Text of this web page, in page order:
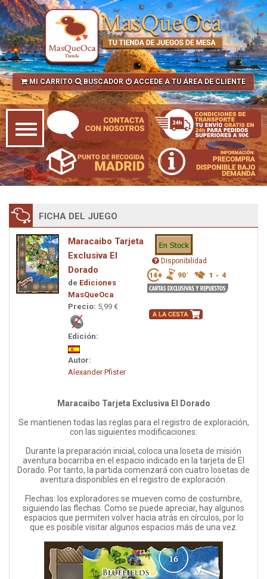
MI CARRITO BUSCADOR ACCEDE A TU ÁREA DE CLIENTE
FICHA DEL JUEGO
Maracaibo Tarjeta
Exclusiva El
Dorado
de Ediciones
MasQueOca
Precio: 5,99 €
Edición:
Autor:
Alexander Pfister
Disponibilidad
Maracaibo Tarjeta Exclusiva El Dorado
Se mantienen todas las reglas para el registro de exploración,
con las siguientes modificaciones:
Durante la preparación inicial, coloca una loseta de misión
aventura bocarriba en el espacio indicado en la tarjeta de El
Dorado. Por tanto, la partida comenzará con cuatro losetas de
aventura disponibles en el registro de exploración.
Flechas: los exploradores se mueven como de costumbre,
siguiendo las flechas. Como se puede apreciar, hay algunos
espacios que permiten volver hacia atrás en círculos, por lo
que es posible visitar algunos espacios más de una vez.